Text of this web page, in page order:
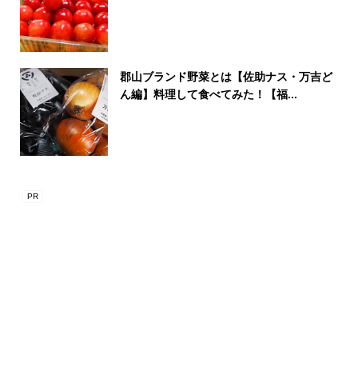
郡山ブランド野菜とは【佐助ナス・万吉ど
ん編】料理して食べてみた！【福...